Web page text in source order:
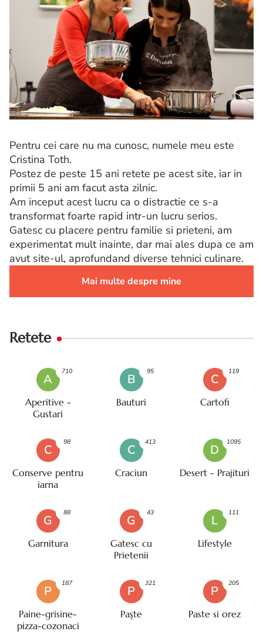
Pentru cei care nu ma cunosc, numele meu este
Cristina Toth.
Postez de peste 15 ani retete pe acest site, iar in
primii 5 ani am facut asta zilnic.
Am inceput acest lucru ca o distractie ce s-a
transformat foarte rapid intr-un lucru serios.
Gatesc cu placere pentru familie si prieteni, am
experimentat mult inainte, dar mai ales dupa ce am
avut site-ul, aprofundand diverse tehnici culinare.
Mai multe despre mine
Retete
A
Aperitive -
Gustari
710
B
Bauturi
95
C
Cartofi
119
C
Conserve pentru
iarna
98
C
Craciun
413
D
Desert - Prajituri
1095
G
Garnitura
88
G
Gatesc cu
Prietenii
43
L
Lifestyle
111
P
Paine-grisine-
pizza-cozonaci
187
P
Paşte
321
P
Paste si orez
205